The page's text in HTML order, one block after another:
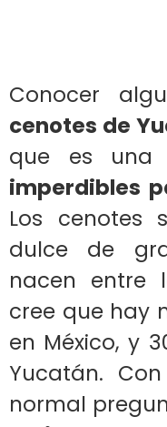
Conocer
cenotes de
que es
imperdibles
Los cenotes
dulce de
nacen entre
cree que hay
en México, y
Yucatán.
normal